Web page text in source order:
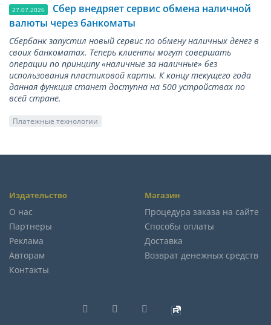
27.07.2026
Сбер внедряет сервис обмена наличной
валюты через банкоматы
Сбербанк запустил новый сервис по обмену наличных денег в
своих банкоматах. Теперь клиенты могут совершать
операции по принципу «наличные за наличные» без
использования пластиковой карты. К концу текущего года
данная функция станет доступна на 500 устройствах по
всей стране.
Платежные технологии
Издательство
О нас
Партнеры
Реклама
Авторам
Контакты
Магазин
Процедура заказа на сайте
Способы оплаты
Доставка
Возврат денежных средств